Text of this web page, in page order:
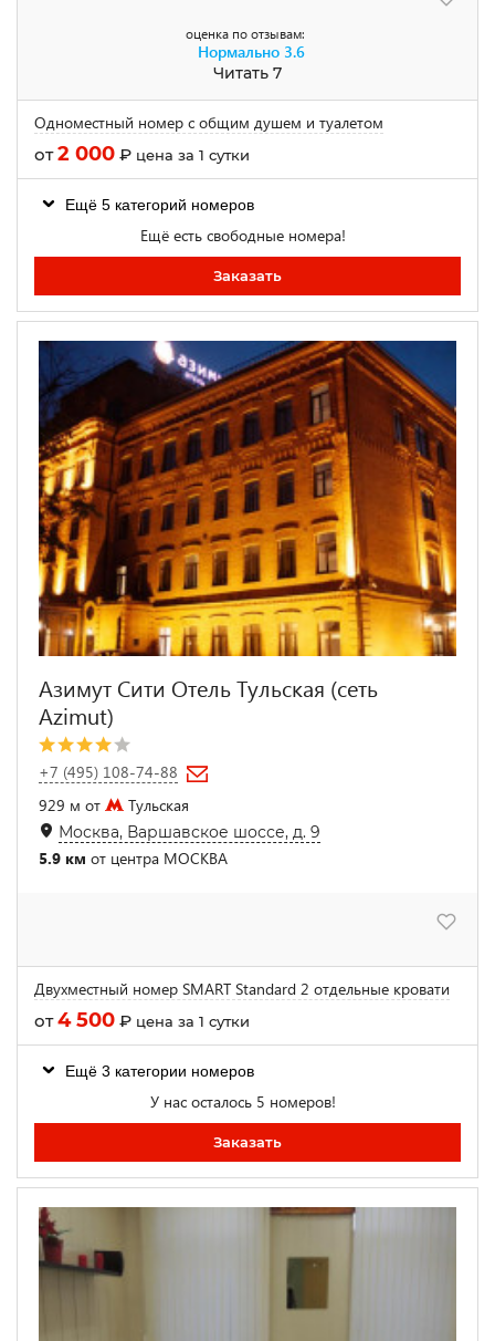
оценка по отзывам:
Нормально 3.6
Читать 7
Одноместный номер с общим душем и туалетом
от2 000 ₽ цена за 1 сутки
Ещё 5 категорий номеров
Ещё есть свободные номера!
Заказать
Азимут Сити Отель Тульская (сеть
Azimut)
+7 (495) 108-74-88
929 м от
Тульская
Москва, Варшавское шоссе, д. 9
5.9 км от центра МОСКВА
Двухместный номер SMART Standard 2 отдельные кровати
от4 500 ₽ цена за 1 сутки
Ещё 3 категории номеров
У нас осталось 5 номеров!
Заказать